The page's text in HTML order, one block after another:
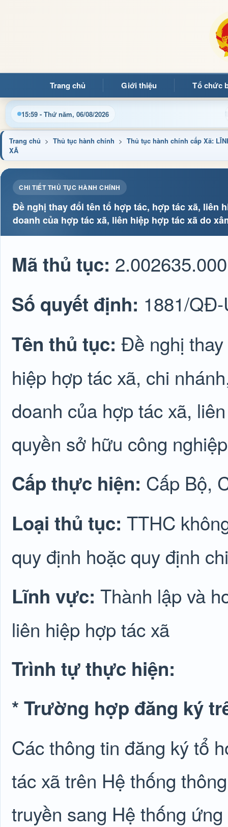
Trang chủ Giới thiệu Tổ chức
15:59 - Thứ năm, 06/08/2026
mừng quý bạn đọc đến với Trang thông tin điện tử xã Mường
Trang chủ > Thủ tục hành chính > Thủ tục hành chính cấp Xã:
XÃ
CHI TIẾT THỦ TỤC HÀNH CHÍNH
Đề nghị thay đổi tên tổ hợp tác, hợp tác xã, liên
doanh của hợp tác xã, liên hiệp hợp tác xã do
Mã thủ tục:
Số quyết định: 1881/
Tên thủ tục: Đề nghị
hiệp hợp tác xã, chi
doanh của hợp tác xã,
quyền sở hữu công nghiệp
Cấp thực hiện: Cấp Bộ,
Loại thủ tục: TTHC
quy định hoặc quy định
Lĩnh vực: Thành lập và
liên hiệp hợp tác xã
Trình tự thực hiện:
* Trường hợp đăng ký
Các thông tin đăng ký tổ
tác xã trên Hệ thống
truyền sang Hệ thống